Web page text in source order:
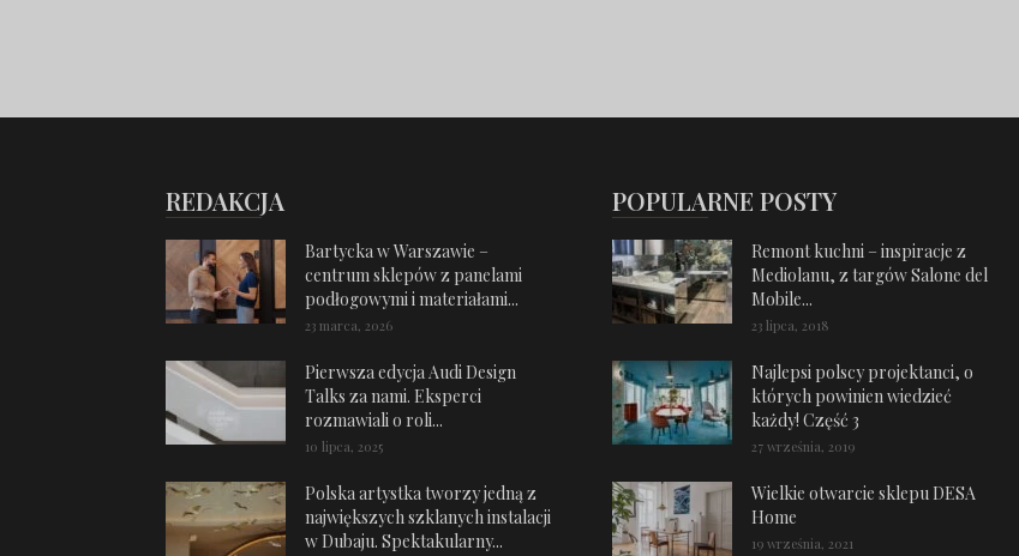
REDAKCJA
Bartycka w Warszawie –
centrum sklepów z panelami
podłogowymi i materiałami...
23 marca, 2026
Pierwsza edycja Audi Design
Talks za nami. Eksperci
rozmawiali o roli...
10 lipca, 2025
Polska artystka tworzy jedną z
największych szklanych instalacji
w Dubaju. Spektakularny...
POPULARNE POSTY
Remont kuchni – inspiracje z
Mediolanu, z targów Salone del
Mobile...
23 lipca, 2018
Najlepsi polscy projektanci, o
których powinien wiedzieć
każdy! Część 3
27 września, 2019
Wielkie otwarcie sklepu DESA
Home
19 września, 2021